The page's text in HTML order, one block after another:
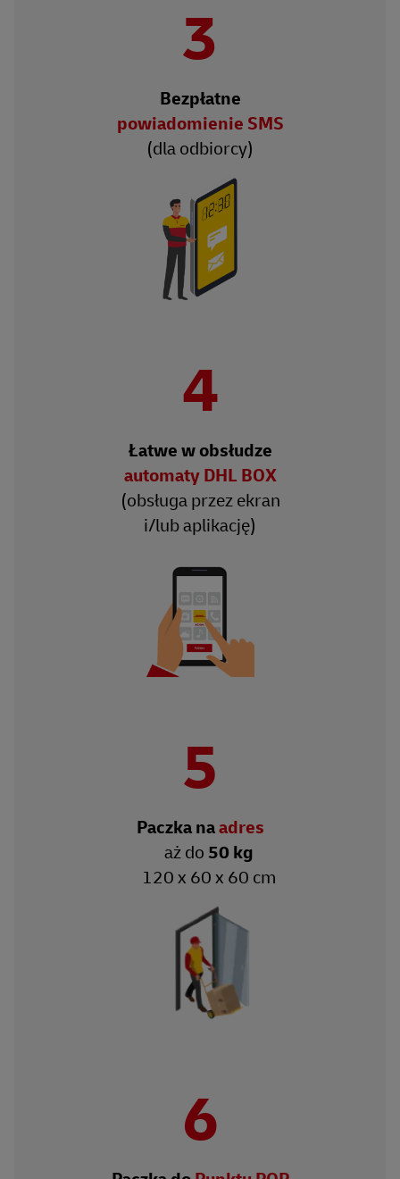
3
Bezpłatne
powiadomienie SMS
(dla odbiorcy)
4
Łatwe w obsłudze
automaty DHL BOX
(obsługa przez ekran
i/lub aplikację)
5
Paczka naadres
aż do 50 kg
120 x 60 x 60 cm
6